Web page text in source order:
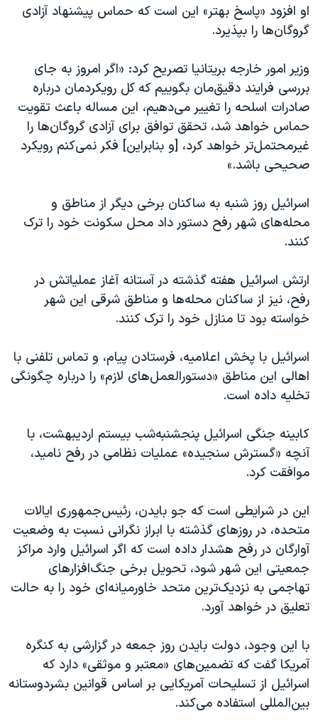
او افزود «پاسخ بهتر» این است که حماس پیشنهاد آزادی
گروگان‌ها را بپذیرد.
وزیر امور خارجه بریتانیا تصریح کرد: «اگر امروز به جای
بررسی فرایند دقیق‌مان بگوییم که کل رویکردمان درباره
صادرات اسلحه را تغییر می‌دهیم، این مساله باعث تقویت
حماس خواهد شد، تحقق توافق برای آزادی گروگان‌ها را
غیرمحتمل‌تر خواهد کرد، [و بنابراین] فکر نمی‌کنم رویکرد
صحیحی باشد.»
اسرائیل روز شنبه به ساکنان برخی دیگر از مناطق و
محله‌های شهر رفح دستور داد محل سکونت خود را ترک
کنند.
ارتش اسرائیل هفته گذشته در آستانه آغاز عملیاتش در
رفح، نیز از ساکنان محله‌ها و مناطق شرقی این شهر
خواسته بود تا منازل خود را ترک کنند.
اسرائیل با پخش اعلامیه، فرستادن پیام، و تماس تلفنی با
اهالی این مناطق «دستورالعمل‌های لازم» را درباره چگونگی
تخلیه داده است.
کابینه جنگی اسرائیل پنجشنبه‌شب بیستم اردیبهشت، با
آنچه «گسترش سنجیده» عملیات نظامی در رفح نامید،
موافقت کرد.
این در شرایطی است که جو بایدن، رئیس‌جمهوری ایالات
متحده، در روزهای گذشته با ابراز نگرانی نسبت به وضعیت
آوارگان در رفح هشدار داده است که اگر اسرائیل وارد مراکز
جمعیتی این شهر شود، تحویل برخی جنگ‌افزارهای
تهاجمی به نزدیک‌ترین متحد خاورمیانه‌ای خود را به حالت
تعلیق در خواهد آورد.
با این وجود، دولت بایدن روز جمعه در گزارشی به کنگره
آمریکا گفت که تضمین‌های «معتبر و موثقی» دارد که
اسرائیل از تسلیحات آمریکایی بر اساس قوانین بشردوستانه
بین‌المللی استفاده می‌کند.